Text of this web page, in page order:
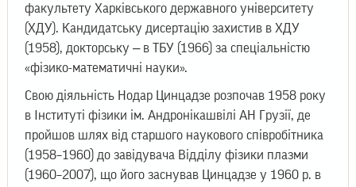
факультету Харківського державного університету
(ХДУ). Кандидатську дисертацію захистив в ХДУ
(1958), докторську ‒ в ТБУ (1966) за спеціальністю
«фізико-математичні науки».
Свою діяльність Нодар Цинцадзе розпочав 1958 року
в Інституті фізики ім. Андронікашвілі АН Грузії, де
пройшов шлях від старшого наукового співробітника
(1958–1960) до завідувача Відділу фізики плазми
(1960–2007), що його заснував Цинцадзе у 1960 р. в